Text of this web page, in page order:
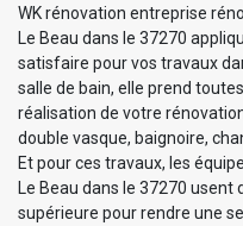
WK rénovation entreprise
Le Beau dans le 37270
satisfaire pour vos travaux
salle de bain, elle prend
réalisation de votre
double vasque, baignoire,
Et pour ces travaux, les
Le Beau dans le 37270
supérieure pour rendre une